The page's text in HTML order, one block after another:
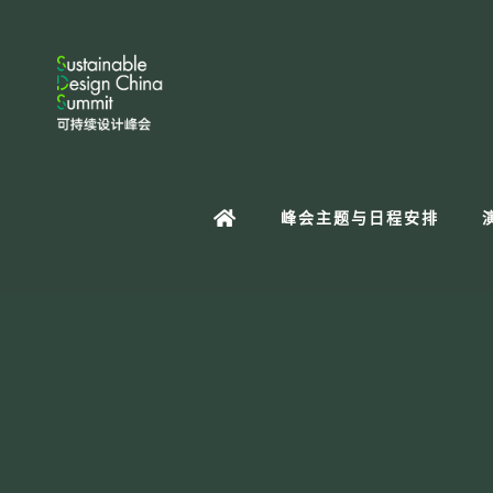
峰会主题与日程安排